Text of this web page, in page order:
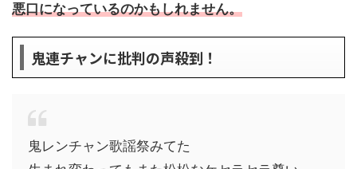
悪口になっているのかもしれません。
鬼連チャンに批判の声殺到！
鬼レンチャン歌謡祭みてた